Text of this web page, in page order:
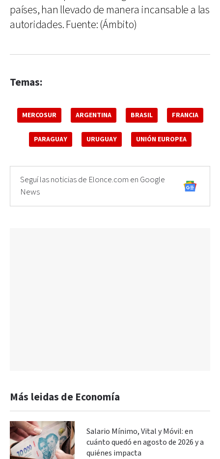
países, han llevado de manera incansable a las
autoridades. Fuente: (Ámbito)
Temas:
MERCOSUR ARGENTINA BRASIL FRANCIA
PARAGUAY URUGUAY UNIÓN EUROPEA
Seguí las noticias de Elonce.com en Google
News
Más leidas de Economía
Salario Mínimo, Vital y Móvil: en
cuánto quedó en agosto de 2026 y a
quiénes impacta